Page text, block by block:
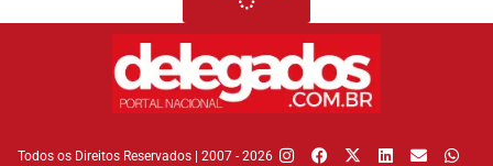
Todos os Direitos Reservados | 2007 - 2026